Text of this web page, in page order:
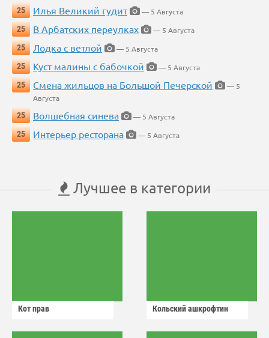
25
Илья Великий гудит
— 5 Августа
25
В Арбатских переулках
— 5 Августа
25
Лодка с ветлой
— 5 Августа
25
Куст малины с бабочкой
— 5 Августа
25
Смена жильцов на Большой Печерской
— 5
Августа
25
Волшебная синева
— 5 Августа
25
Интерьер ресторана — 5 Августа
Лучшее в категории
Кот прав Кольский ашкрофтин